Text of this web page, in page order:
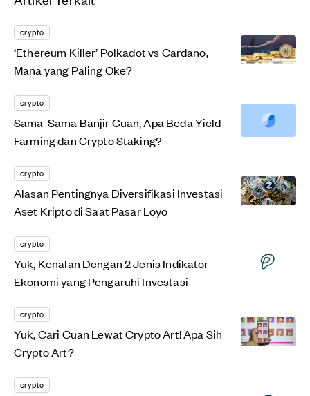
crypto
‘Ethereum Killer’ Polkadot vs Cardano,
Mana yang Paling Oke?
crypto
Sama-Sama Banjir Cuan, Apa Beda Yield
Farming dan Crypto Staking?
crypto
Alasan Pentingnya Diversifikasi Investasi
Aset Kripto di Saat Pasar Loyo
crypto
Yuk, Kenalan Dengan 2 Jenis Indikator
Ekonomi yang Pengaruhi Investasi
crypto
Yuk, Cari Cuan Lewat Crypto Art! Apa Sih
Crypto Art?
crypto